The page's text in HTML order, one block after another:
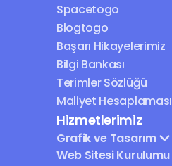
Spacetogo
Blogtogo
Başarı Hikayelerimiz
Bilgi Bankası
Terimler Sözlüğü
Maliyet Hesaplaması
Hizmetlerimiz
Grafik ve Tasarım
Web Sitesi Kurulumu